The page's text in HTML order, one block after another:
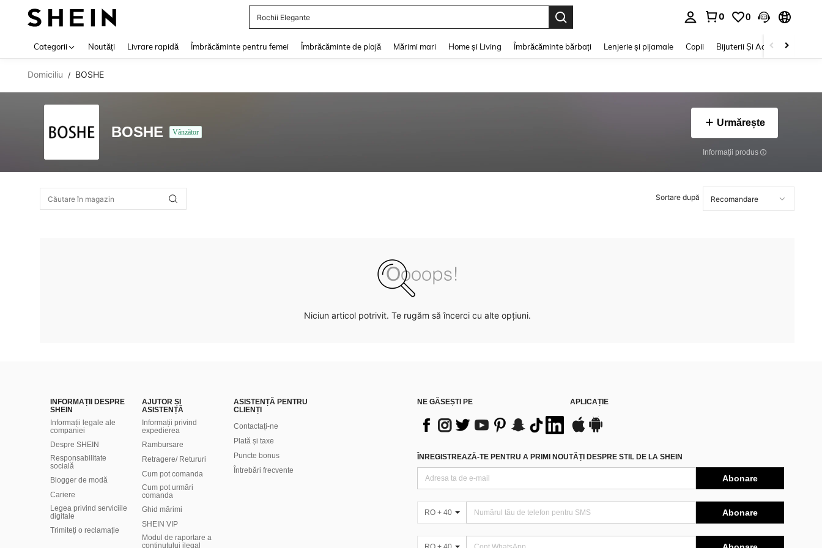
Rochii Elegante
0 0
Categorii Noutăți Livrare rapidă Îmbrăcăminte pentru femei Îmbrăcăminte de plajă Mărimi mari Home și Living Îmbrăcăminte bărbați Lenjerie și pijamale Copii Bijuterii Și Accesorii
Domiciliu / BOSHE
BOSHE Vânzător
Urmărește
Informații produs
Sortare după
Niciun articol potrivit. Te rugăm să încerci cu alte opțiuni.
INFORMAȚII DESPRE
SHEIN
Informații legale ale
companiei
Despre SHEIN
Responsabilitate
socială
Blogger de modă
Cariere
Legea privind serviciile
digitale
Trimiteți o reclamație
AJUTOR ȘI
ASISTENȚĂ
Informații privind
expedierea
Rambursare
Retragere/ Retururi
Cum pot comanda
Cum pot urmări
comanda
Ghid mărimi
SHEIN VIP
Modul de raportare a
conținutului ilegal
ASISTENȚĂ PENTRU
CLIENȚI
Contactați-ne
Plată și taxe
Puncte bonus
Întrebări frecvente
NE GĂSEȘTI PE APLICAȚIE
ÎNREGISTREAZĂ-TE PENTRU A PRIMI NOUTĂȚI DESPRE STIL DE LA SHEIN
Abonare
RO + 40 Abonare